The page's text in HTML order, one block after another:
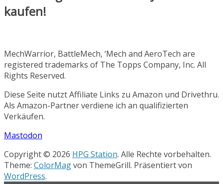
kaufen!
MechWarrior, BattleMech, ‘Mech and AeroTech are
registered trademarks of The Topps Company, Inc. All
Rights Reserved.
Diese Seite nutzt Affiliate Links zu Amazon und Drivethru.
Als Amazon-Partner verdiene ich an qualifizierten
Verkäufen.
Mastodon
Copyright © 2026 HPG Station. Alle Rechte vorbehalten.
Theme: ColorMagvon ThemeGrill. Präsentiert von
WordPress.